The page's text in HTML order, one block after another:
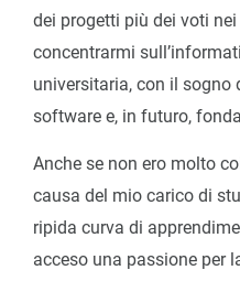
dei progetti più dei voti
concentrarmi
universitaria, con il sogno
software e, in futuro,
Anche se non ero molto
causa del mio carico di
ripida curva di
acceso una passione per